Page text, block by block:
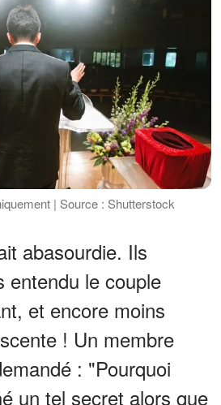
| Source : Shutterstock
abasourdie. Ils
entendu le couple
et encore moins
! Un membre
: "Pourquoi
un tel secret alors que